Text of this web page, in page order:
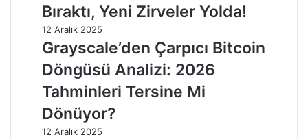
Bıraktı, Yeni Zirveler Yolda!
12 Aralık 2025
Grayscale’den Çarpıcı Bitcoin
Döngüsü Analizi: 2026
Tahminleri Tersine Mi
Dönüyor?
12 Aralık 2025